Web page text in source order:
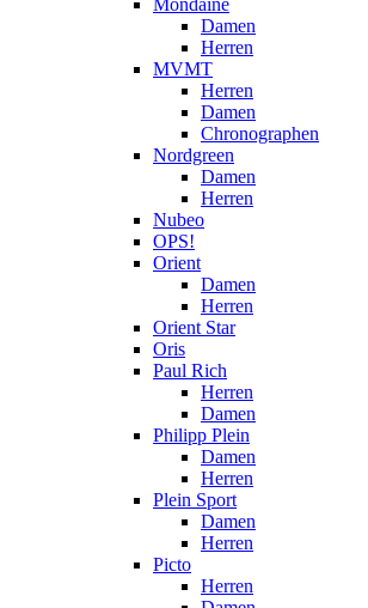
Mondaine
Damen
Herren
MVMT
Herren
Damen
Chronographen
Nordgreen
Damen
Herren
Nubeo
OPS!
Orient
Damen
Herren
Orient Star
Oris
Paul Rich
Herren
Damen
Philipp Plein
Damen
Herren
Plein Sport
Damen
Herren
Picto
Herren